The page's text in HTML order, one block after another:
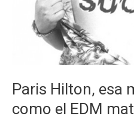
Paris Hilton, esa
como el EDM